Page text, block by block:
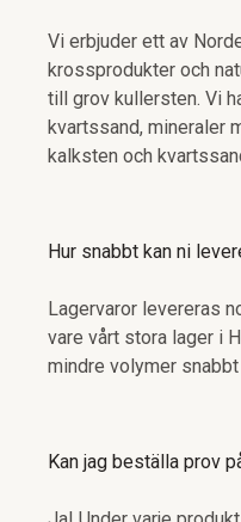
Vi erbjuder ett av
krossprodukter och
till grov kullersten. Vi
kvartssand, mineraler
kalksten och
Hur snabbt kan ni
Lagervaror levereras
vare vårt stora lager i
mindre volymer
Kan jag beställa prov